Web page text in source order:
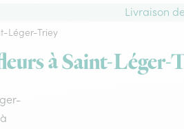
Livraison
Léger-Triey
à Saint-